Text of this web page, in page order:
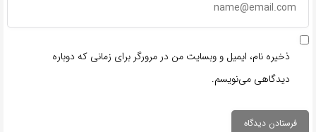
ذخیره نام، ایمیل و وبسایت من در مرورگر برای زمانی که دوباره
دیدگاهی می‌نویسم.